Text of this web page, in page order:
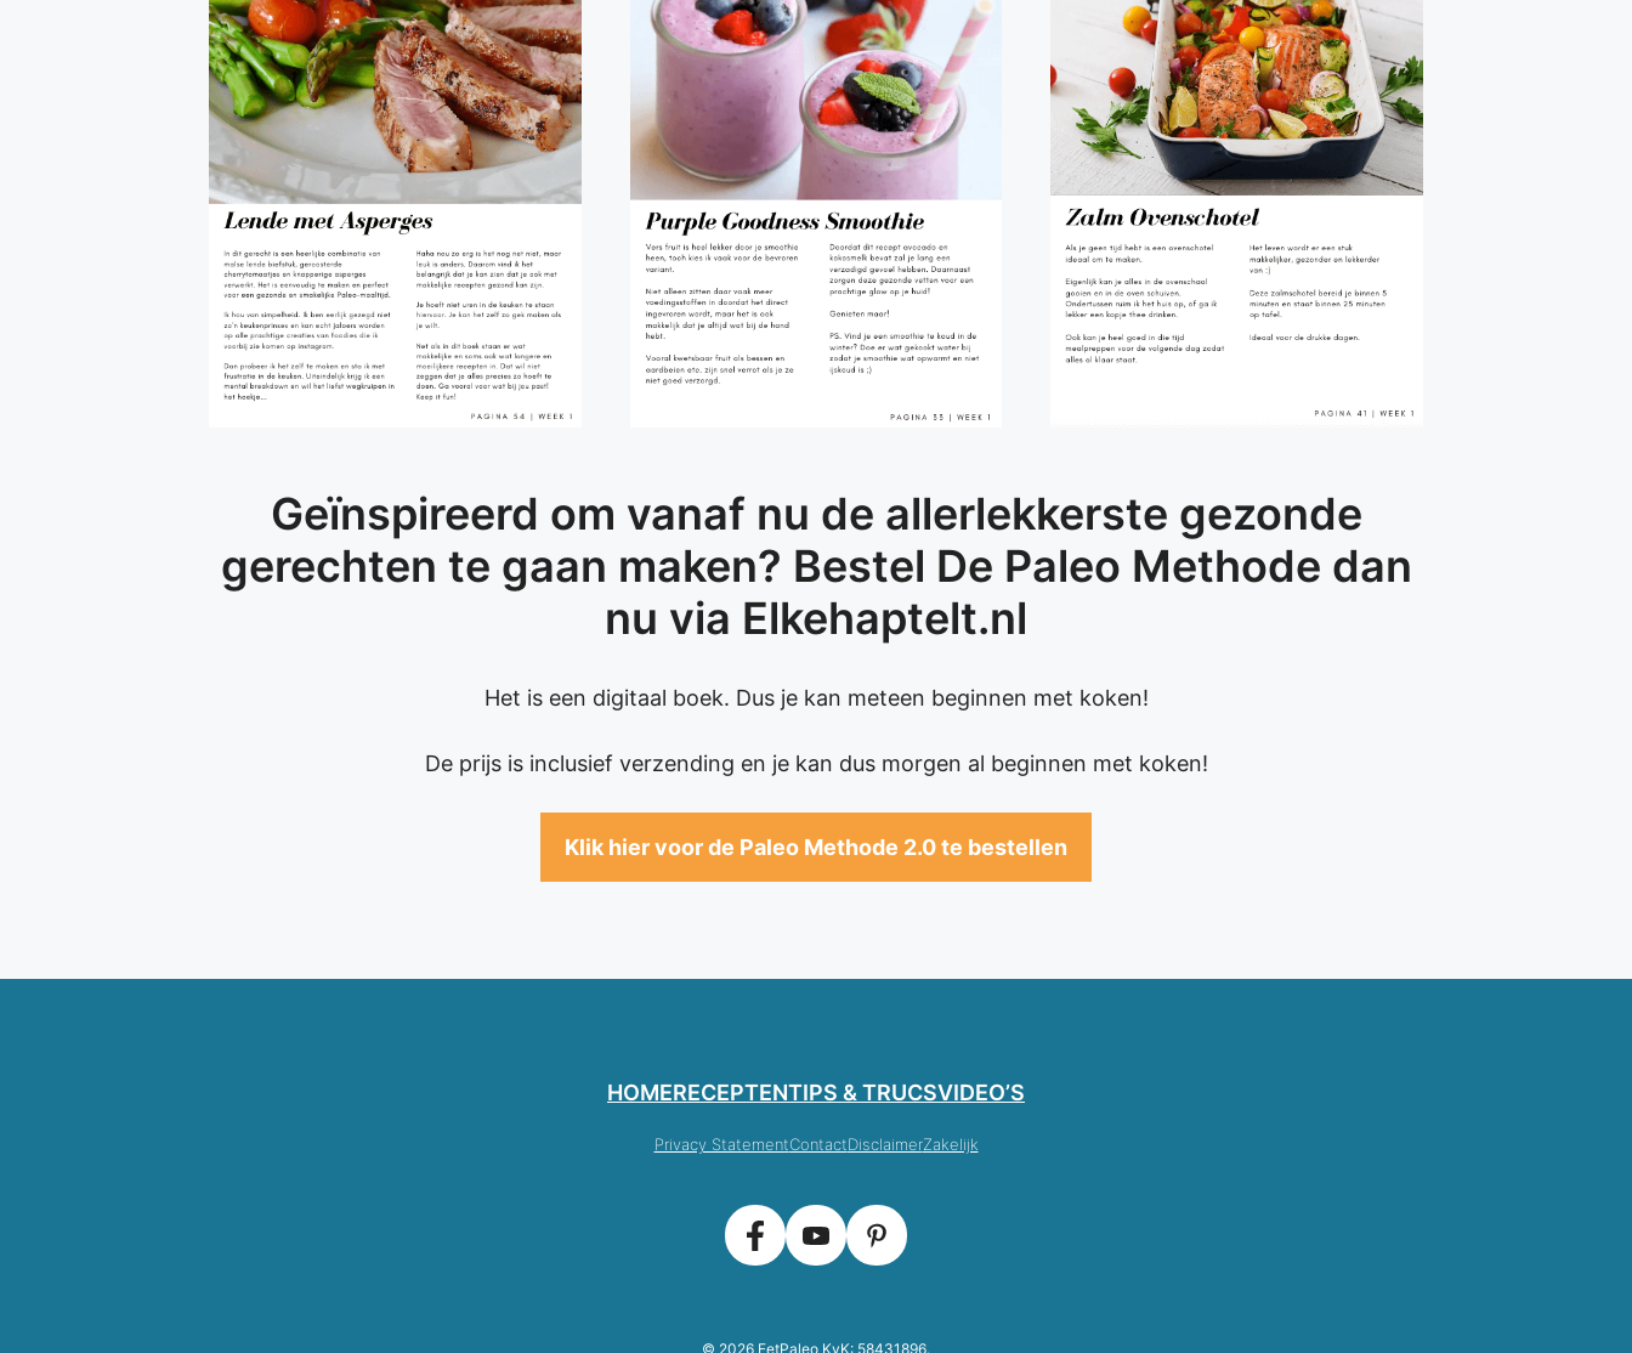
Geïnspireerd om vanaf nu de allerlekkerste gezonde
gerechten te gaan maken? Bestel De Paleo Methode dan
nu via Elkehaptelt.nl
Het is een digitaal boek. Dus je kan meteen beginnen met koken!
De prijs is inclusief verzending en je kan dus morgen al beginnen met koken!
Klik hier voor de Paleo Methode 2.0 te bestellen
HOMERECEPTENTIPS & TRUCSVIDEO’S
Privacy StatementContactDisclaimerZakelijk
© 2026 EetPaleo KvK: 58431896.